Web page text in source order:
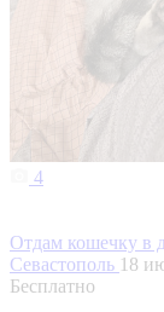
4
Отдам кошечку в
Севастополь 18
Бесплатно